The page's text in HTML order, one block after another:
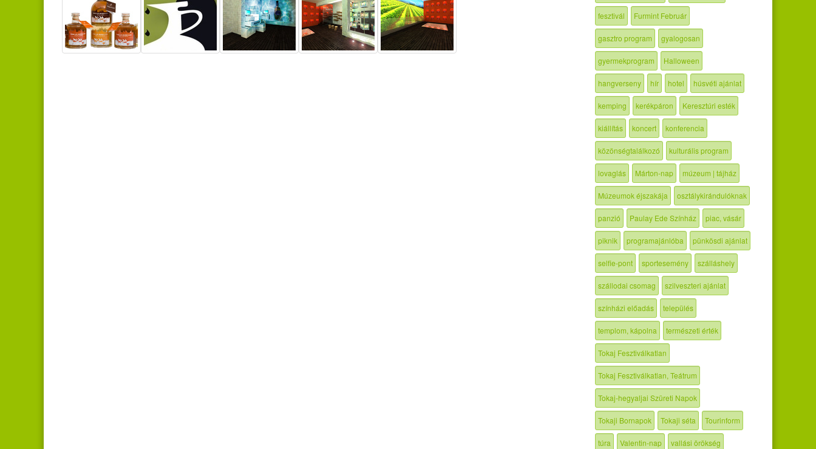
fesztivál Furmint Február
gasztro program gyalogosan
gyermekprogram Halloween
hangverseny hír hotel húsvéti ajánlat
kemping kerékpáron Keresztúri esték
kiállítás koncert konferencia
közönségtalálkozó kulturális program
lovaglás Márton-nap múzeum | tájház
Múzeumok éjszakája osztálykirándulóknak
panzió Paulay Ede Színház piac, vásár
piknik programajánlóba pünkösdi ajánlat
selfie-pont sportesemény szálláshely
szállodai csomag szilveszteri ajánlat
színházi előadás település
templom, kápolna természeti érték
Tokaj Fesztiválkatlan
Tokaj Fesztiválkatlan, Teátrum
Tokaj-hegyaljai Szüreti Napok
Tokaji Bornapok Tokaji séta Tourinform
túra Valentin-nap vallási örökség